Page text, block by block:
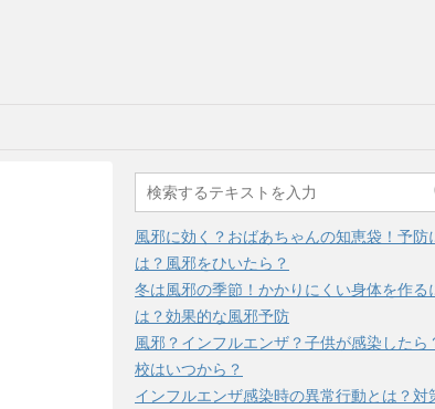
風邪に効く？おばあちゃんの知恵袋！予防
は？風邪をひいたら？
冬は風邪の季節！かかりにくい身体を作る
は？効果的な風邪予防
風邪？インフルエンザ？子供が感染したら
校はいつから？
インフルエンザ感染時の異常行動とは？対